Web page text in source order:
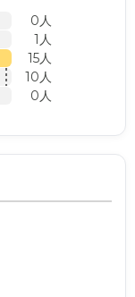
0人
1人
15人
10人
0人